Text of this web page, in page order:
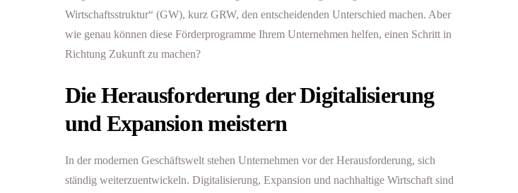
Wirtschaftsstruktur“ (GW), kurz GRW, den entscheidenden Unterschied machen. Aber
wie genau können diese Förderprogramme Ihrem Unternehmen helfen, einen Schritt in
Richtung Zukunft zu machen?
Die Herausforderung der Digitalisierung
und Expansion meistern
In der modernen Geschäftswelt stehen Unternehmen vor der Herausforderung, sich
ständig weiterzuentwickeln. Digitalisierung, Expansion und nachhaltige Wirtschaft sind